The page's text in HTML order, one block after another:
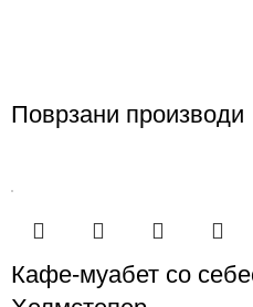
Поврзани производи
Кафе-муабет со